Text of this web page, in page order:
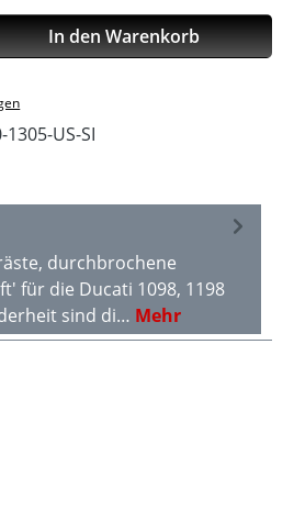
Gib den gewünschten
In den Warenkorb
1305-US-SI
durchbrochene
für die Ducati 1098, 1198
sind di… Mehr